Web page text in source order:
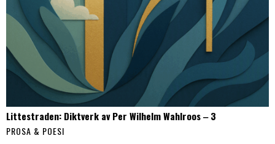
Littestraden: Diktverk av Per Wilhelm Wahlroos ‒ 3
PROSA & POESI